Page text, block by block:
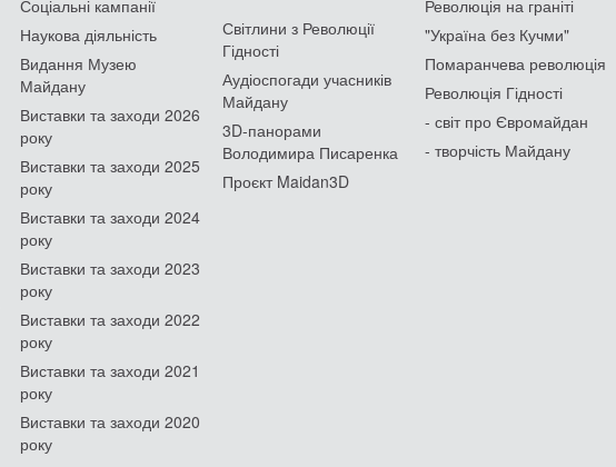
Соціальні кампанії
Наукова діяльність
Видання Музею
Майдану
Виставки та заходи 2026
року
Виставки та заходи 2025
року
Виставки та заходи 2024
року
Виставки та заходи 2023
року
Виставки та заходи 2022
року
Виставки та заходи 2021
року
Виставки та заходи 2020
року
Світлини з Революції
Гідності
Аудіоспогади учасників
Майдану
3D-панорами
Володимира Писаренка
Проєкт Maidan3D
Революція на граніті
"Україна без Кучми"
Помаранчева революція
Революція Гідності
- світ про Євромайдан
- творчість Майдану